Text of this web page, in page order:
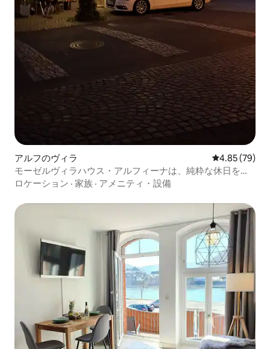
アルフのヴィラ レビュー79
4.85 (79)
モーゼルヴィラハウス・アルフィーナは、純粋な休日を提
供します！
ロケーション · 家族 · アメニティ・設備